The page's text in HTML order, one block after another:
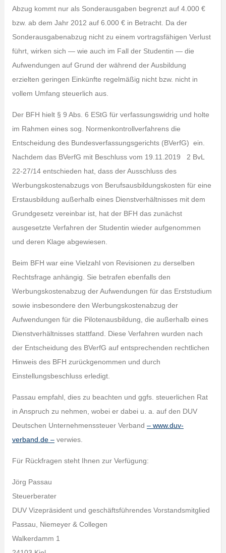
Abzug kommt nur als Sonderausgaben begrenzt auf 4.000 €
bzw. ab dem Jahr 2012 auf 6.000 € in Betracht. Da der
Sonderausgabenabzug nicht zu einem vortragsfähigen Verlust
führt, wirken sich — wie auch im Fall der Studentin — die
Aufwendungen auf Grund der während der Ausbildung
erzielten geringen Einkünfte regelmäßig nicht bzw. nicht in
vollem Umfang steuerlich aus.
Der BFH hielt § 9 Abs. 6 EStG für verfassungswidrig und holte
im Rahmen eines sog. Normenkontrollverfahrens die
Entscheidung des Bundesverfassungsgerichts (BVerfG) ein.
Nachdem das BVerfG mit Beschluss vom 19.11.2019 2 BvL
22-27/14 entschieden hat, dass der Ausschluss des
Werbungskostenabzugs von Berufsausbildungskosten für eine
Erstausbildung außerhalb eines Dienstverhältnisses mit dem
Grundgesetz vereinbar ist, hat der BFH das zunächst
ausgesetzte Verfahren der Studentin wieder aufgenommen
und deren Klage abgewiesen.
Beim BFH war eine Vielzahl von Revisionen zu derselben
Rechtsfrage anhängig. Sie betrafen ebenfalls den
Werbungskostenabzug der Aufwendungen für das Erststudium
sowie insbesondere den Werbungskostenabzug der
Aufwendungen für die Pilotenausbildung, die außerhalb eines
Dienstverhältnisses stattfand. Diese Verfahren wurden nach
der Entscheidung des BVerfG auf entsprechenden rechtlichen
Hinweis des BFH zurückgenommen und durch
Einstellungsbeschluss erledigt.
Passau empfahl, dies zu beachten und ggfs. steuerlichen Rat
in Anspruch zu nehmen, wobei er dabei u. a. auf den DUV
Deutschen Unternehmenssteuer Verband – www.duv-
verband.de –verwies.
Für Rückfragen steht Ihnen zur Verfügung:
Jörg Passau
Steuerberater
DUV Vizepräsident und geschäftsführendes Vorstandsmitglied
Passau, Niemeyer & Collegen
Walkerdamm 1